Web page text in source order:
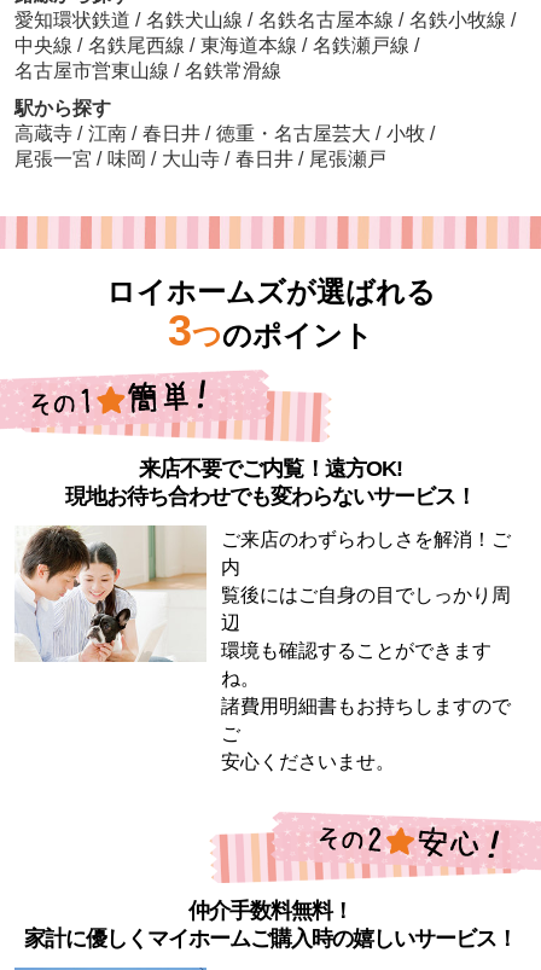
愛知環状鉄道 / 名鉄犬山線 / 名鉄名古屋本線 / 名鉄小牧線 /
中央線 / 名鉄尾西線 / 東海道本線 / 名鉄瀬戸線 /
名古屋市営東山線 / 名鉄常滑線
駅から探す
高蔵寺 / 江南 / 春日井 / 徳重・名古屋芸大 / 小牧 /
尾張一宮 / 味岡 / 大山寺 / 春日井 / 尾張瀬戸
ロイホームズが選ばれる
3つのポイント
来店不要でご内覧！遠方OK!
現地お待ち合わせでも変わらないサービス！
ご来店のわずらわしさを解消！ご
内
覧後にはご自身の目でしっかり周
辺
環境も確認することができます
ね。
諸費用明細書もお持ちしますので
ご
安心くださいませ。
仲介手数料無料！
家計に優しくマイホームご購入時の嬉しいサービス！